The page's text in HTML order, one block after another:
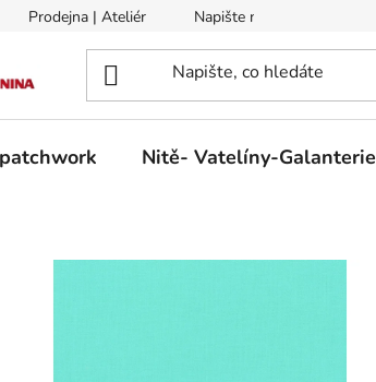
Prodejna | Ateliér Napište nám
Nitě- Vatelíny-Galanterie